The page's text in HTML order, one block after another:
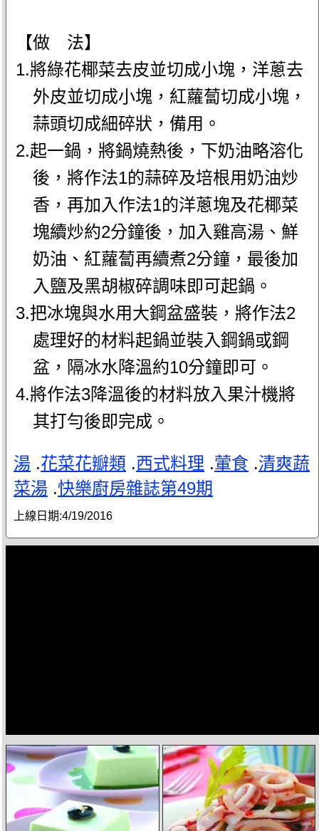
【做 法】
1.將綠花椰菜去皮並切成小塊，洋蔥去
外皮並切成小塊，紅蘿蔔切成小塊，
蒜頭切成細碎狀，備用。
2.起一鍋，將鍋燒熱後，下奶油略溶化
後，將作法1的蒜碎及培根用奶油炒
香，再加入作法1的洋蔥塊及花椰菜
塊續炒約2分鐘後，加入雞高湯、鮮
奶油、紅蘿蔔再續煮2分鐘，最後加
入鹽及黑胡椒碎調味即可起鍋。
3.把冰塊與水用大鋼盆盛裝，將作法2
處理好的材料起鍋並裝入鋼鍋或鋼
盆，隔冰水降溫約10分鐘即可。
4.將作法3降溫後的材料放入果汁機將
其打勻後即完成。
湯 .花菜花瓣類 .西式料理 .葷食 .清爽蔬
菜湯 .快樂廚房雜誌第49期
上線日期:4/19/2016